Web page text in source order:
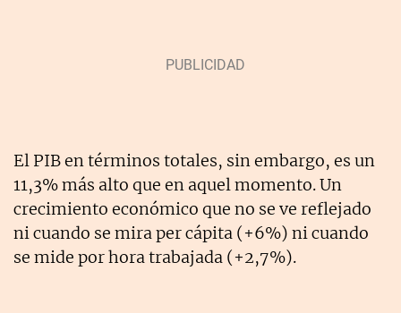
El PIB en términos totales, sin embargo, es un
11,3% más alto que en aquel momento. Un
crecimiento económico que no se ve reflejado
ni cuando se mira per cápita (+6%) ni cuando
se mide por hora trabajada (+2,7%).